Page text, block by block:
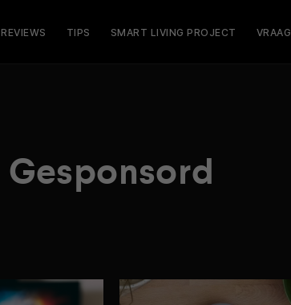
REVIEWS TIPS SMART LIVING PROJECT
Gesponsord